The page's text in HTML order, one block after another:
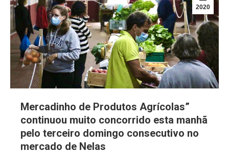
2020
Mercadinho de Produtos Agrícolas”
continuou muito concorrido esta manhã
pelo terceiro domingo consecutivo no
mercado de Nelas